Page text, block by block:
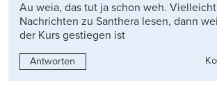
Au weia, das tut ja schon weh.
Nachrichten zu Santhera lesen, dann
der Kurs gestiegen ist
Antworten